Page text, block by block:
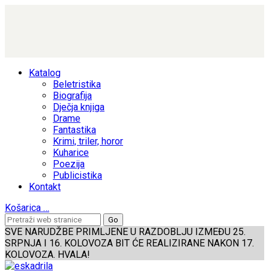
Katalog
Beletristika
Biografija
Dječja knjiga
Drame
Fantastika
Krimi, triler, horor
Kuharice
Poezija
Publicistika
Kontakt
Košarica …
SVE NARUDŽBE PRIMLJENE U RAZDOBLJU IZMEĐU 25.
SRPNJA I 16. KOLOVOZA BIT ĆE REALIZIRANE NAKON 17.
KOLOVOZA. HVALA!